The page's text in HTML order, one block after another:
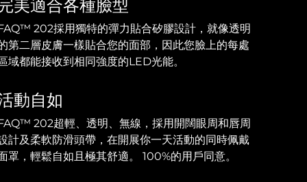
美適合各種臉型
202採用獨特的彈力貼合矽膠設計，就像透明
第二層皮膚一樣貼合您的面部，因此您臉上的每處
域都能接收到相同強度的LED光能。
動自如
202超輕、透明、無線，採用開闊眼周和唇周
計及柔軟防滑頭帶，在開展你一天活動的同時佩戴
罩，輕鬆自如且極其舒適。 100%的用戶同意。